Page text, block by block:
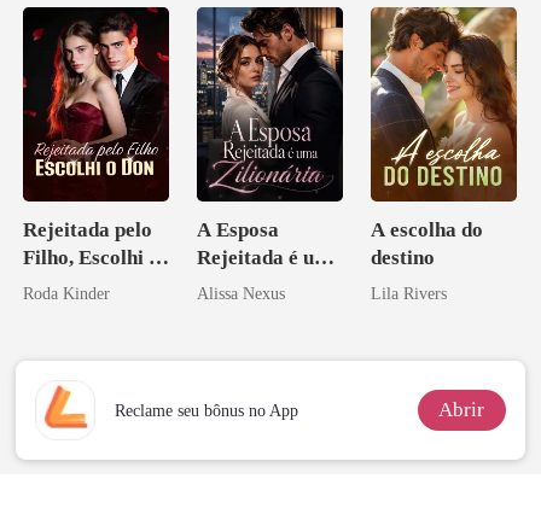
Veja-me Brilhar
família
mafiosa!
Rejeitada pelo
Filho, Escolhi o
Don
Roda Kinder
A Esposa
Rejeitada é uma
Zilionária
Alissa Nexus
A escolha do
destino
Lila Rivers
Reclame seu bônus no App Abrir